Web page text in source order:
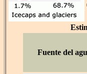
Fuente del